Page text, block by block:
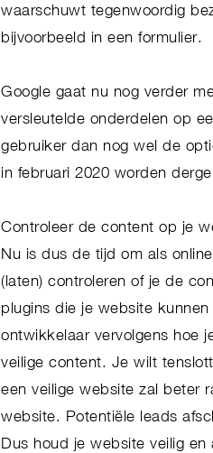
waarschuwt tegenwoordig
bijvoorbeeld in een formulier.
Google gaat nu nog verder
versleutelde onderdelen op
gebruiker dan nog wel de
in februari 2020 worden
Controleer de content op je
Nu is dus de tijd om als
(laten) controleren of je de
plugins die je website
ontwikkelaar vervolgens hoe
veilige content. Je wilt
een veilige website zal beter
website. Potentiële leads
Dus houd je website veilig